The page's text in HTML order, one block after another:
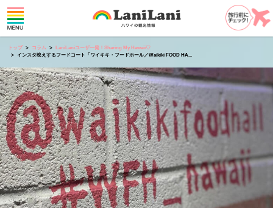
トップ コラム
LaniLaniユーザー発！Sharing My Hawaii♡
インスタ映えするフードコート「ワイキキ・フードホール／Waikiki FOOD HA...